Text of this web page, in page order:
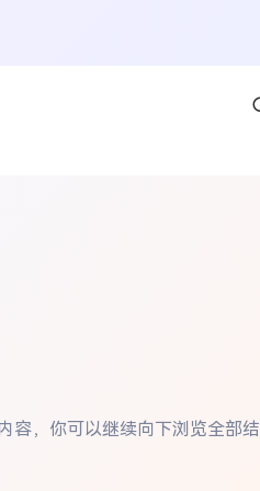
容，你可以继续向下浏览全部结